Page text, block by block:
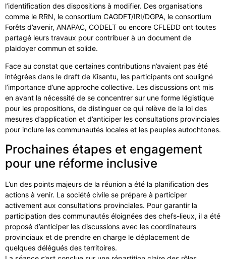
l’identification des dispositions à modifier. Des organisations
comme le RRN, le consortium CAGDFT/IRI/DGPA, le consortium
Forêts d’avenir, ANAPAC, CODELT ou encore CFLEDD ont toutes
partagé leurs travaux pour contribuer à un document de
plaidoyer commun et solide.
Face au constat que certaines contributions n’avaient pas été
intégrées dans le draft de Kisantu, les participants ont souligné
l’importance d’une approche collective. Les discussions ont mis
en avant la nécessité de se concentrer sur une forme légistique
pour les propositions, de distinguer ce qui relève de la loi des
mesures d’application et d’anticiper les consultations provinciales
pour inclure les communautés locales et les peuples autochtones.
Prochaines étapes et engagement
pour une réforme inclusive
L’un des points majeurs de la réunion a été la planification des
actions à venir. La société civile se prépare à participer
activement aux consultations provinciales. Pour garantir la
participation des communautés éloignées des chefs-lieux, il a été
proposé d’anticiper les discussions avec les coordinateurs
provinciaux et de prendre en charge le déplacement de
quelques délégués des territoires.